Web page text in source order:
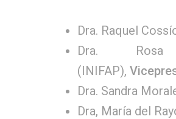
Dra. Raquel
Dra. Rosa
(INIFAP),
Dra. Sandra
Dra, María del